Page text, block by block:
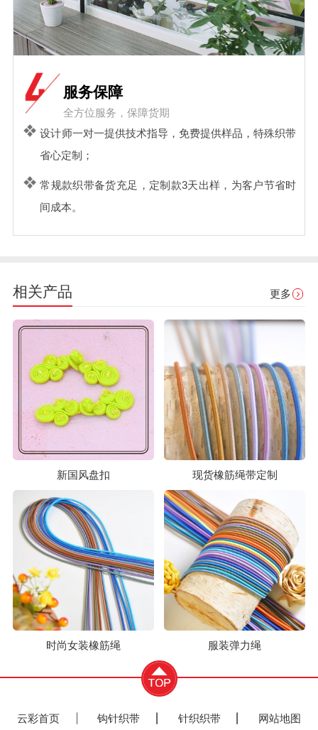
服务保障
全方位服务，保障货期
设计师一对一提供技术指导，免费提供样品，特殊织带
省心定制；
常规款织带备货充足，定制款3天出样，为客户节省时
间成本。
相关产品 更多
新国风盘扣 现货橡筋绳带定制
时尚女装橡筋绳 服装弹力绳
云彩首页 钩针织带 针织织带 网站地图